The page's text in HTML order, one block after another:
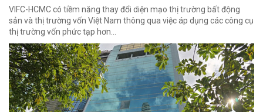
VIFC-HCMC có tiềm năng thay đổi diện mạo thị trường bất động
sản và thị trường vốn Việt Nam thông qua việc áp dụng các công cụ
thị trường vốn phức tạp hơn...